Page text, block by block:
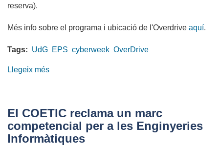
reserva).
Més info sobre el programa i ubicació de l'Overdrive aquí.
Tags: UdG EPS cyberweek OverDrive
Llegeix més
2018
(16
al
El COETIC reclama un marc
competencial per a les Enginyeries
Informàtiques